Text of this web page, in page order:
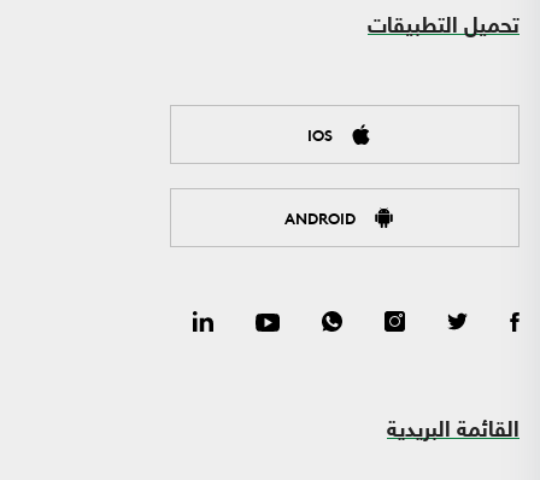
تحميل التطبيقات
IOS
ANDROID
القائمة البريدية